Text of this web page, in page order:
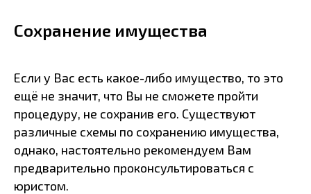
Сохранение имущества
Если у Вас есть какое-либо имущество, то это
ещё не значит, что Вы не сможете пройти
процедуру, не сохранив его. Существуют
различные схемы по сохранению имущества,
однако, настоятельно рекомендуем Вам
предварительно проконсультироваться с
юристом.